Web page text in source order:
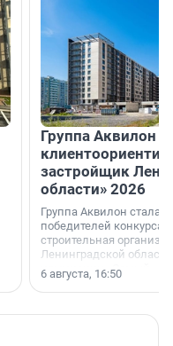
Группа Аквилон
застройщик
области» 2026
Группа Аквилон стала
победителей конкурса
строительная
Ленинградской области
номинации «Самый
застройщик
области».
6 августа, 16:50